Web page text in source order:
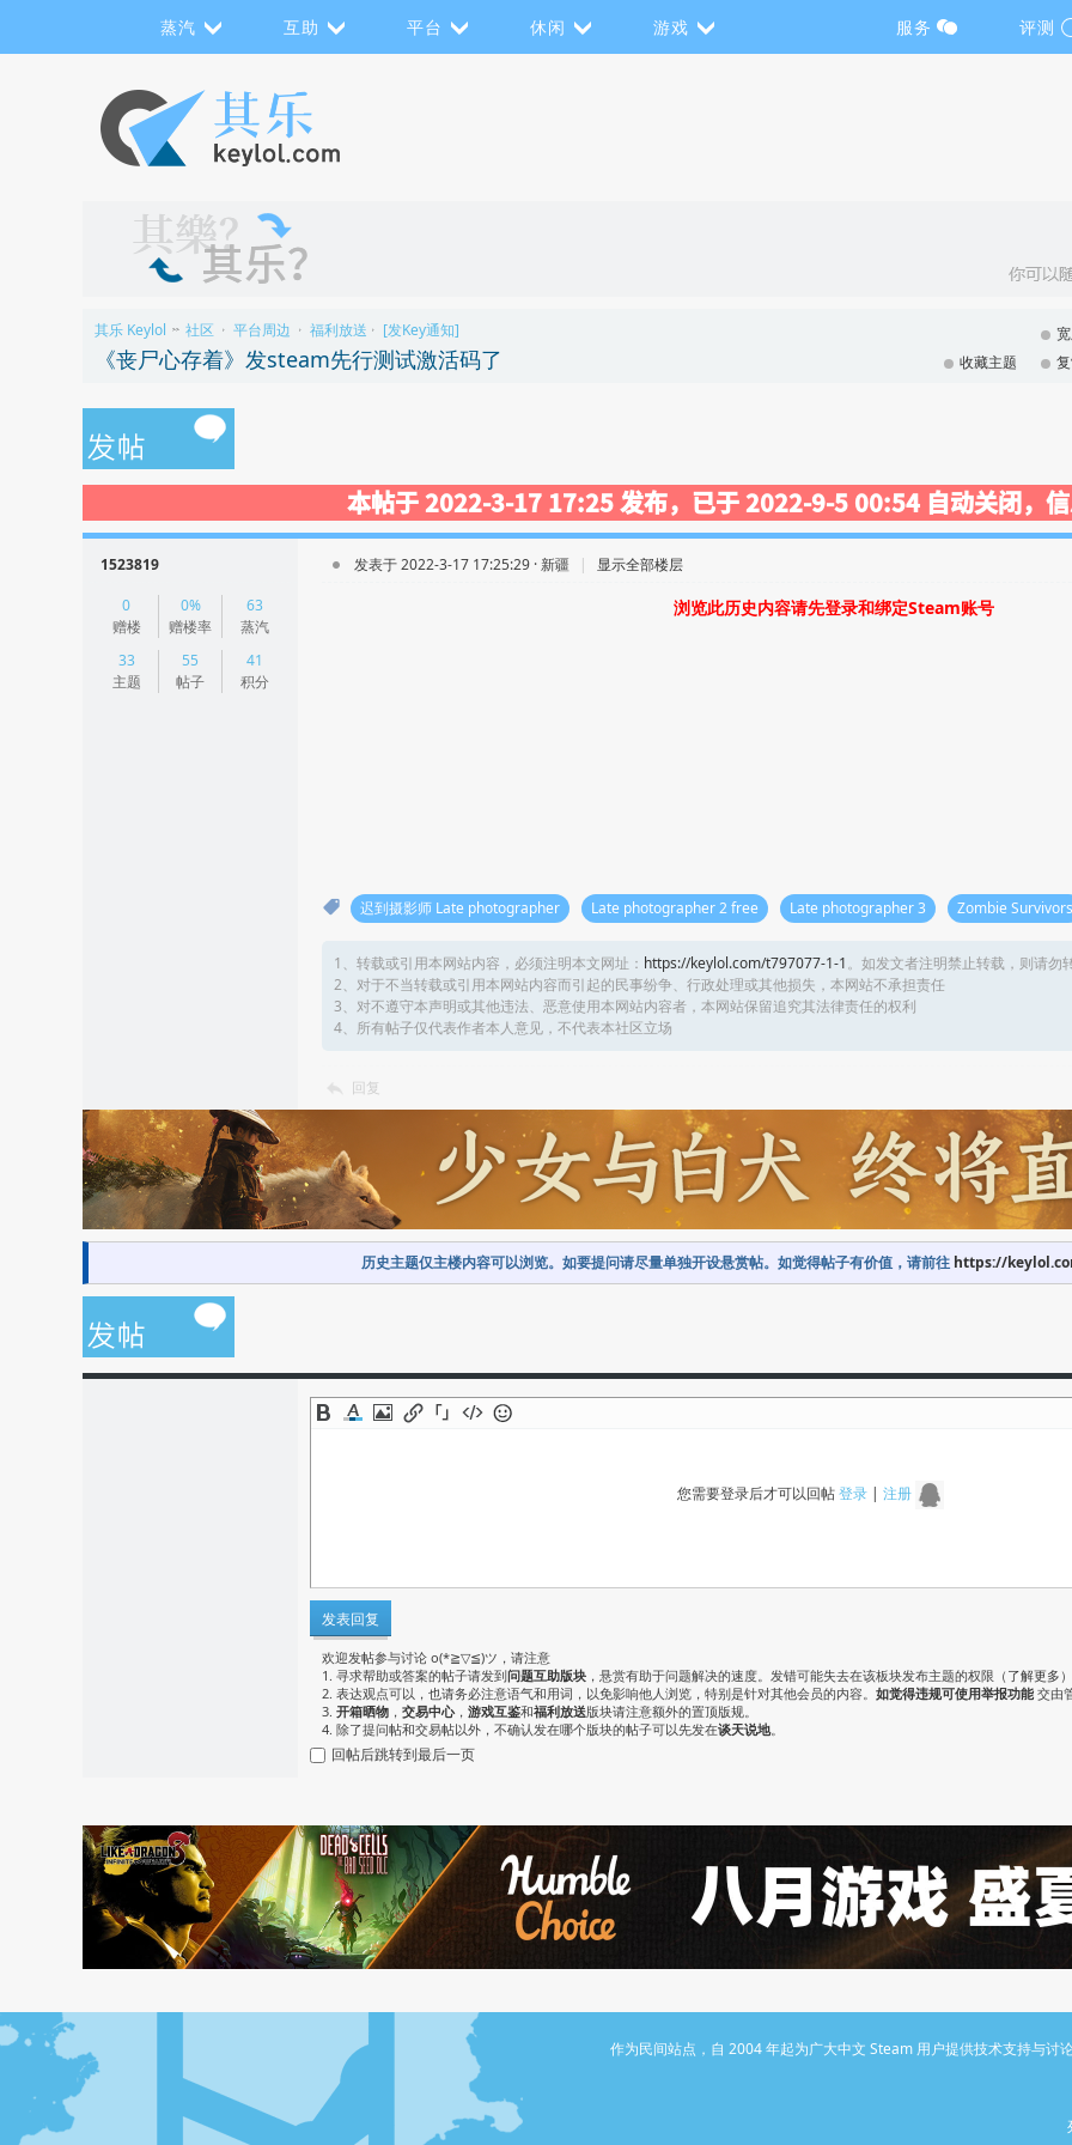
蒸汽 互助 平台 休闲 游戏 服务 评测
其乐 Keylol >> 社区 › 平台周边 › 福利放送 › [发Key通知]
《丧尸心存着》发steam先行测试激活码了
收藏主题
本帖于 2022-3-17 17:25 发布，已于 2022-9-5 00:54 自动关闭，
1523819
0
赠楼
0%
赠楼率
63
蒸汽
33
主题
55
帖子
41
积分
发表于 2022-3-17 17:25:29 · 新疆 |
显示全部楼层
浏览此历史内容请先登录和绑定Steam账号
迟到摄影师 Late photographer Late photographer 2 free Late photographer 3 Zombie Survivors
1、转载或引用本网站内容，必须注明本文网址： https://keylol.com/t797077-1-1。如发文者注明禁止转载，则请勿
2、对于不当转载或引用本网站内容而引起的民事纷争、行政处理或其他损失，本网站不承担责任
3、对不遵守本声明或其他违法、恶意使用本网站内容者，本网站保留追究其法律责任的权利
4、所有帖子仅代表作者本人意见，不代表本社区立场
回复
历史主题仅主楼内容可以浏览。如要提问请尽量单独开设悬赏帖。如觉得帖子有价值，请前往 https://
您需要登录后才可以回帖登录| 注册
发表回复
欢迎发帖参与讨论 o(*≧▽≦)ツ，请注意
1. 寻求帮助或答案的帖子请发到问题互助版块 ，悬赏有助于问题解决的速度。发错可能失去在该板块发布主题的权限（ 了解更多 ）
2. 表达观点可以，也请务必注意语气和用词，以免影响他人浏览，特别是针对其他会员的内容。 如觉得违规可使用举报功能 交由
3. 开箱晒物 ， 交易中心， 游戏互鉴和福利放送版块请注意额外的置顶版规。
4. 除了提问帖和交易帖以外，不确认发在哪个版块的帖子可以先发在谈天说地。
回帖后跳转到最后一页
作为民间站点，自 2004 年起为广大中文 Steam 用户提供技术支持与讨